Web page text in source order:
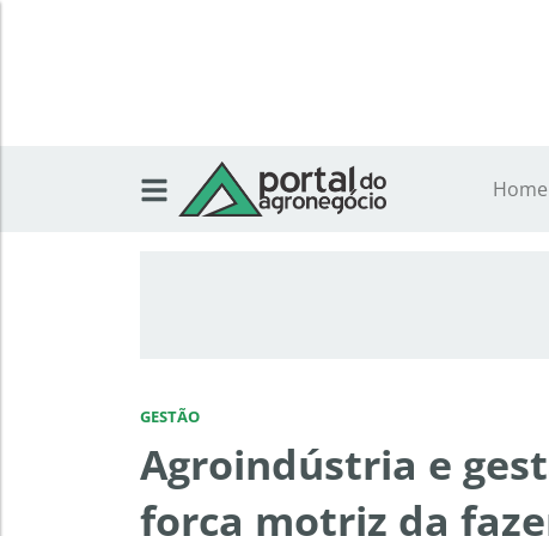
Home
GESTÃO
Agroindústria e
força motriz da